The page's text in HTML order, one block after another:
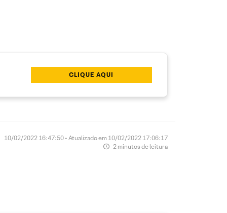
CLIQUE AQUI
10/02/2022 16:47:50 • Atualizado em 10/02/2022 17:06:17
2 minutos de leitura